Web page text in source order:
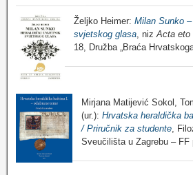
Željko Heimer: Milan Sunko
svjetskog glasa , niz Acta eto
18, Družba „Braća
Mirjana Matijević Sokol,
(ur.): Hrvatska heraldička
/ Priručnik za studente,
Sveučilišta u Zagrebu – FF